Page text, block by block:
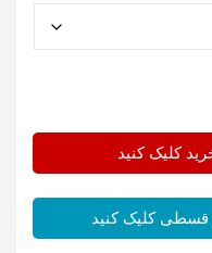
کلیک کنید
کلیک کنید